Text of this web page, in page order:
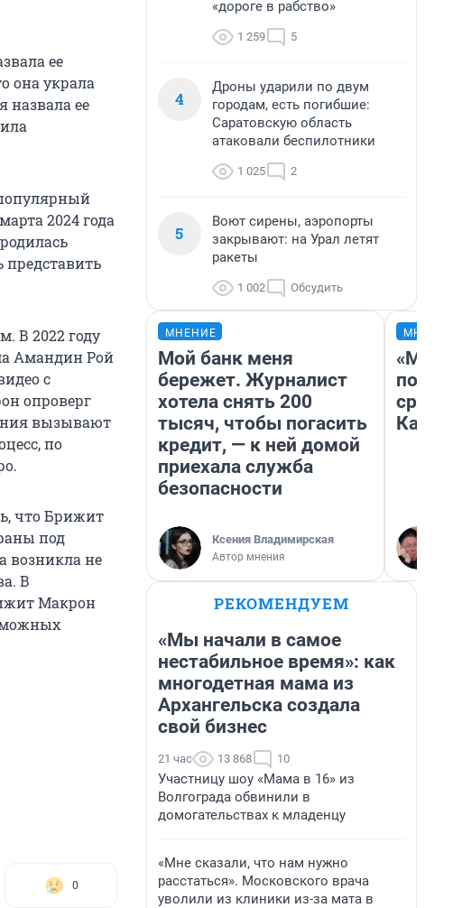
ее
она украла
назвала ее
2024 года
В 2022 году
Амандин Рой
с
опроверг
вызывают
по
что Брижит
под
не
В
Макрон
0
«дороге в рабство»
1 259 5
4
Дроны ударили по двум
городам, есть погибшие:
Саратовскую область
атаковали беспилотники
1 025 2
5
Воют сирены, аэропорты
закрывают: на Урал летят
ракеты
1 002 Обсудить
МНЕНИЕ
Мой банк меня
бережет. Журналист
хотела снять 200
тысяч, чтобы погасить
кредит, — к ней домой
приехала служба
безопасности
Ксения Владимирская
Автор мнения
РЕКОМЕНДУЕМ
«Мы начали в самое
нестабильное время»: как
многодетная мама из
Архангельска создала
свой бизнес
21 час 13 868 10
Участницу шоу «Мама в 16» из
Волгограда обвинили в
домогательствах к младенцу
«Мне сказали, что нам нужно
расстаться». Московского врача
уволили из клиники из-за мата в